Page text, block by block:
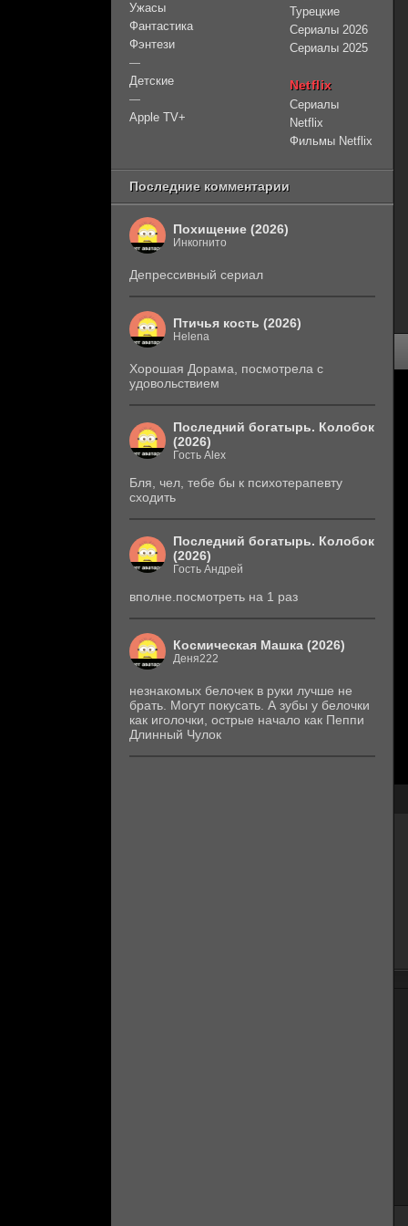
Ужасы
Фантастика
Фэнтези
—
Детские
—
Apple TV+
Турецкие
Сериалы 2026
Сериалы 2025
Netflix
Сериалы
Netflix
Фильмы Netflix
Последние комментарии
Похищение (2026)
Инкогнито
Депрессивный сериал
Птичья кость (2026)
Helena
Хорошая Дорама, посмотрела с
удовольствием
Последний богатырь. Колобок
(2026)
Гость Alex
Бля, чел, тебе бы к психотерапевту
сходить
Последний богатырь. Колобок
(2026)
Гость Андрей
вполне.посмотреть на 1 раз
Космическая Машка (2026)
Деня222
незнакомых белочек в руки лучше не
брать. Могут покусать. А зубы у белочки
как иголочки, острые начало как Пеппи
Длинный Чулок